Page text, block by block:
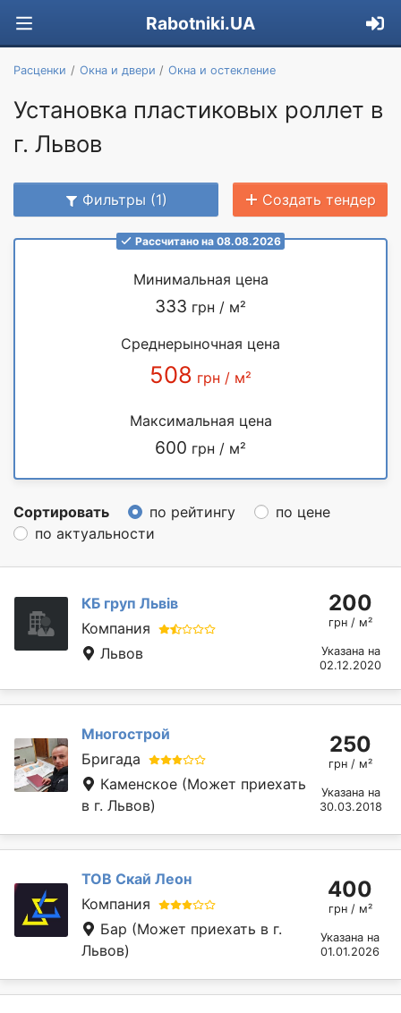
Rabotniki.UA
Расценки Окна и двери Окна и остекление
Установка пластиковых роллет в
г. Львов
Фильтры (1) Создать тендер
Рассчитано на 08.08.2026
Минимальная цена
333 грн / м²
Среднерыночная цена
508 грн / м²
Максимальная цена
600 грн / м²
Сортировать по рейтингу
по цене
по актуальности
КБ груп Львів
Компания
Львов
200
грн / м²
Указана на
02.12.2020
Многострой
Бригада
Каменское (Может приехать
в г. Львов)
250
грн / м²
Указана на
30.03.2018
ТОВ Скай Леон
Компания
Бар (Может приехать в г.
Львов)
400
грн / м²
Указана на
01.01.2026